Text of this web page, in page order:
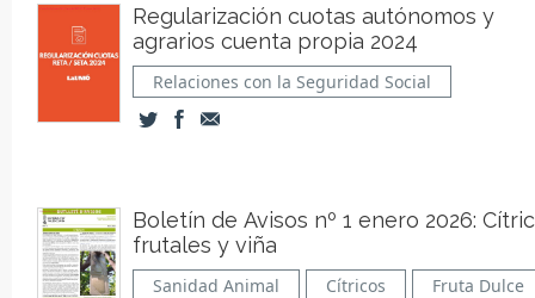
Regularización cuotas autónomos y
agrarios cuenta propia 2024
Relaciones con la Seguridad Social
Boletín de Avisos nº 1 enero 2026:
frutales y viña
Sanidad Animal Cítricos
Fruta Dulce